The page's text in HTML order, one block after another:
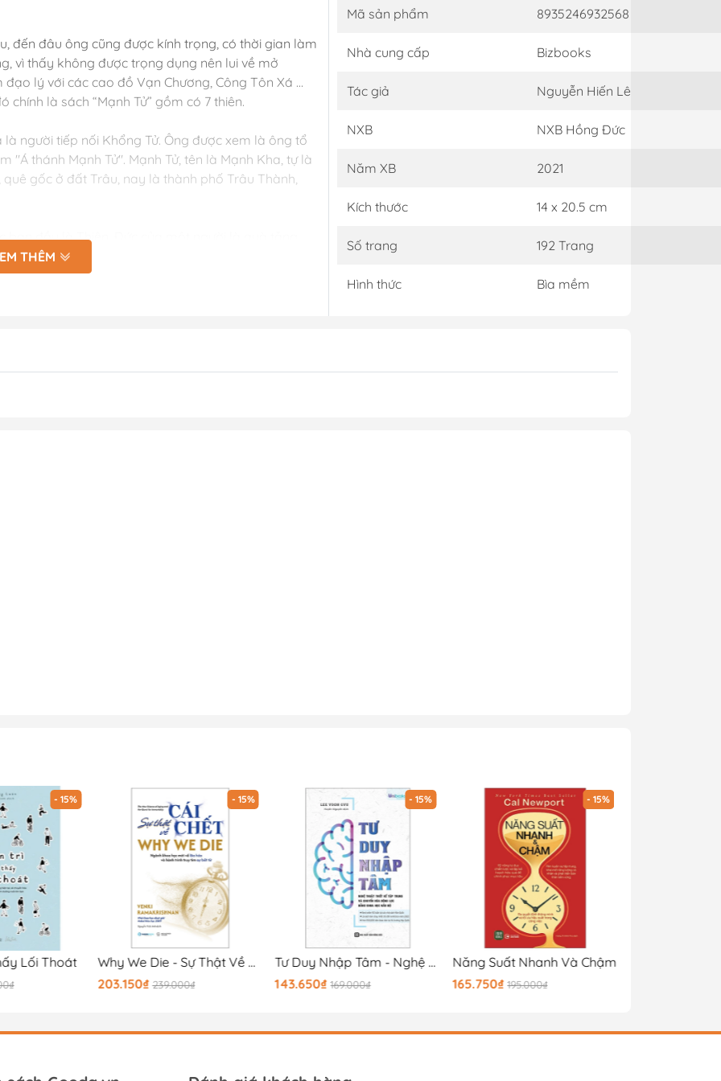
đến đâu ông cũng được kính trọng, có thời gian làm
vì thấy không được trọng dụng nên lui về mở
lý với các cao đồ Vạn Chương, Công Tôn Xá …
là sách “Mạnh Tử” gồm có 7 thiên.
người tiếp nối Khổng Tử. Ông được xem là ông tổ
thánh Mạnh Tử". Mạnh Tử, tên là Mạnh Kha, tự là
quê gốc ở đất Trâu, nay là thành phố Trâu Thành,
ban đầu là Thiện, Đức của một người là quà tặng
thiên thượng. Mọi người đều có bản chất tốt và đạo
anh ta có thể trở thành người giống như các vị vua
lời nói nào cũng có tinh thần cổ vũ và dẫn dắt người
vận dụng thế nào cho phù hợp và hiệu quả từ
biết uyên tâm đã tổng hợp cho độc giả cuốn
Bách Gia Tranh Minh) những thông tin đắt giá.
đối nhau nhưng thuyết nào cũng có vẻ chấp
dân chúng không biết nghe ai, không tìm ra được
vận hành theo tiến trình vốn dĩ của nó. Chúng ta
vị. Vì lẽ đó cụ Nguyễn Hiến Lê đã kỳ công tổng
các vị: Khổng Tử, Hàn Phi Tử, Lão Tử, Liệt Tử -
tương ứng với 8 cuốn sách được phục dựng nội
quý bạn đọc.
THÊM
Mã sản phẩm 8935246932568
Nhà cung cấp Bizbooks
Tác giả Nguyễn Hiến Lê
NXB NXB Hồng Đức
Năm XB 2021
Kích thước 14 x 20.5 cm
Số trang 192 Trang
Hình thức Bìa mềm
- 15%
Lối Thoát
- 15%
Why We Die - Sự Thật Về Cái Chết
203.150₫ 239.000₫
- 15%
Tư Duy Nhập Tâm - Nghệ Thuật Thiết Kế Tập Trung Và Chuyển Hóa Động Lực Bằng Khoa Học Não Bộ
143.650₫ 169.000₫
- 15%
Năng Suất Nhanh Và Chậm
165.750₫ 195.000₫